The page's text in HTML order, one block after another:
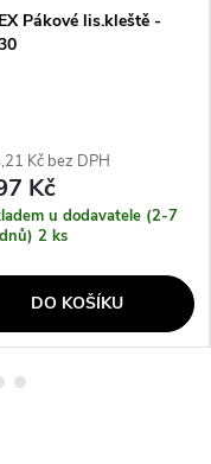
Pákové lis.kleště -
Kč bez DPH
Kč
u dodavatele (2-7
2 ks
DO KOŠÍKU